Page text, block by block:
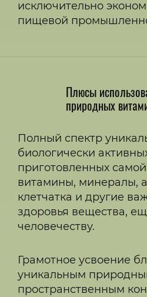
исключительно
пищевой
Плюсы
природных
Полный спектр
биологически
приготовленных
витамины, минералы,
клетчатка и другие
здоровья вещества,
человечеству.
Грамотное усвоение
уникальным
пространственным